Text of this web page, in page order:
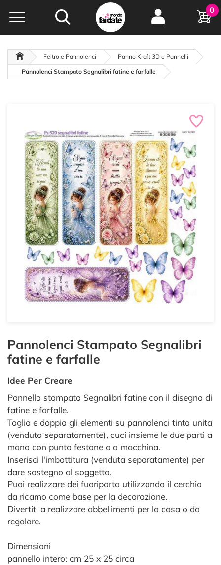
Hobby e
creatività...
oltre 15 anni online
0
Feltro e Pannolenci
Panno Kraft 3D e Pannelli
Pannolenci Stampato Segnalibri fatine e farfalle
Pannolenci Stampato Segnalibri
fatine e farfalle
Idee Per Creare
Pannello stampato Segnalibri fatine con il disegno di
fatine e farfalle.
Taglia e doppia gli elementi su pannolenci tinta unita
(venduto separatamente), cuci insieme le due parti a
mano con punto festone o a macchina.
Inserisci l'imbottitura (venduta separatamente) per
dare sostegno al soggetto.
Puoi realizzare dei fuoriporta utilizzando il cerchio
da ricamo come base per la decorazione.
Divertiti a realizzare abbellimenti per la casa o da
regalare.
Dimensioni
pannello intero: cm 25 x 25 circa